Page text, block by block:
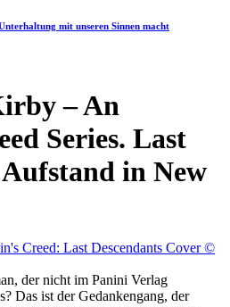
mit unseren Sinnen macht
– An
Series. Last
Aufstand in New
der nicht im Panini Verlag
Das ist der Gedankengang, der